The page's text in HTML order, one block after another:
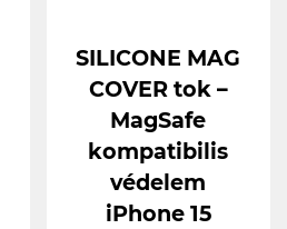
SILICONE MAG
COVER tok –
MagSafe
kompatibilis
védelem
iPhone 15